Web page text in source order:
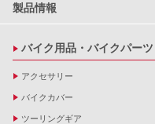
製品情報
バイク用品・バイクパーツ
アクセサリー
バイクカバー
ツーリングギア